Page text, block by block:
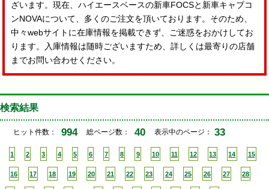
ざいます。現在、ハイエースベースの新車FOCSと新車キャブコ
ンNOVAについて、多くのご注文を頂いております。そのため、
中々webサイトに在庫情報を掲載できず、ご迷惑をおかけしてお
ります。入庫情報は随時ございますため、詳しくは最寄りの店舗
までお問い合わせください。
検索結果
ヒット件数： 994 総ページ数： 40 表示中のページ： 33
1 2 3 4 5 6 7 8 9 10 11 12 13 14 15
16 17 18 19 20 21 22 23 24 25 26 27 28